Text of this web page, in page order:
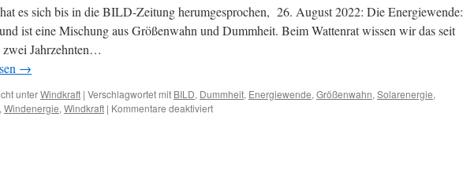
es sich bis in die BILD-Zeitung herumgesprochen, 26. August 2022: Die Energiewende:
ist eine Mischung aus Größenwahn und Dummheit. Beim Wattenrat wissen wir das seit
zwei Jahrzehnten…
→
unterWindkraft | Verschlagwortet mit BILD, Dummheit, Energiewende, Größenwahn, Solarenergie,
, Windenergie, Windkraft | Kommentare deaktiviertfür